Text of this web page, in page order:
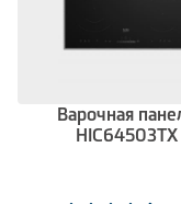
Варочная
HIC64503TX